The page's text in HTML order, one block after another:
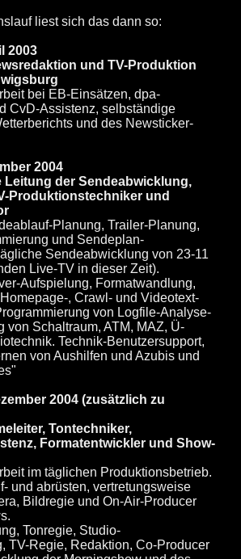
liest sich das dann so:
2003
und TV-Produktion
bei EB-Einsätzen, dpa-
CvD-Assistenz, selbständige
und des Newsticker-
2004
Leitung der Sendeabwicklung,
Produktionstechniker und
Planung, Trailer-Planung,
und Sendeplan-
Sendeabwicklung von 23-11
Live-TV in dieser Zeit).
Aufspielung, Formatwandlung,
, Crawl- und Videotext-
von Logfile-Analyse-
von Schaltraum, ATM, MAZ, Ü-
Technik-Benutzersupport,
von Aushilfen und Azubis und
2004 (zusätzlich zu
Tontechniker,
Formatentwickler und Show-
im täglichen Produktionsbetrieb.
und abrüsten, vertretungsweise
Bildregie und On-Air-Producer
Tonregie, Studio-
TV-Regie, Redaktion, Co-Producer